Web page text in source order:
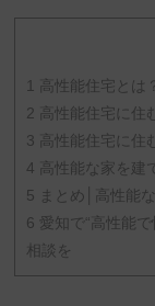
1
高性能住宅とは
2 高性能住宅に住
3 高性能住宅に住
4 高性能な家を建
5 まとめ│高性能
6 愛知で“高性能
相談を